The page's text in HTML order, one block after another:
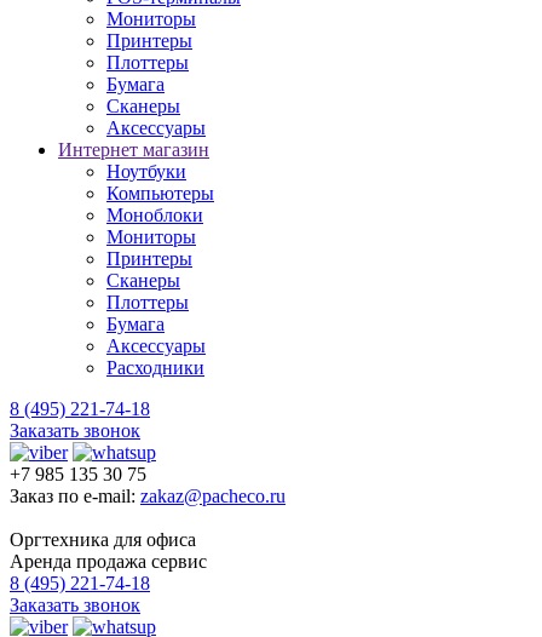
Мониторы
Принтеры
Плоттеры
Бумага
Сканеры
Аксессуары
Интернет магазин
Ноутбуки
Компьютеры
Моноблоки
Мониторы
Принтеры
Сканеры
Плоттеры
Бумага
Аксессуары
Расходники
8 (495) 221-74-18
Заказать звонок
+7 985 135 30 75
Заказ по e-mail: zakaz@pacheco.ru
Оргтехника для офиса
Аренда продажа сервис
8 (495) 221-74-18
Заказать звонок